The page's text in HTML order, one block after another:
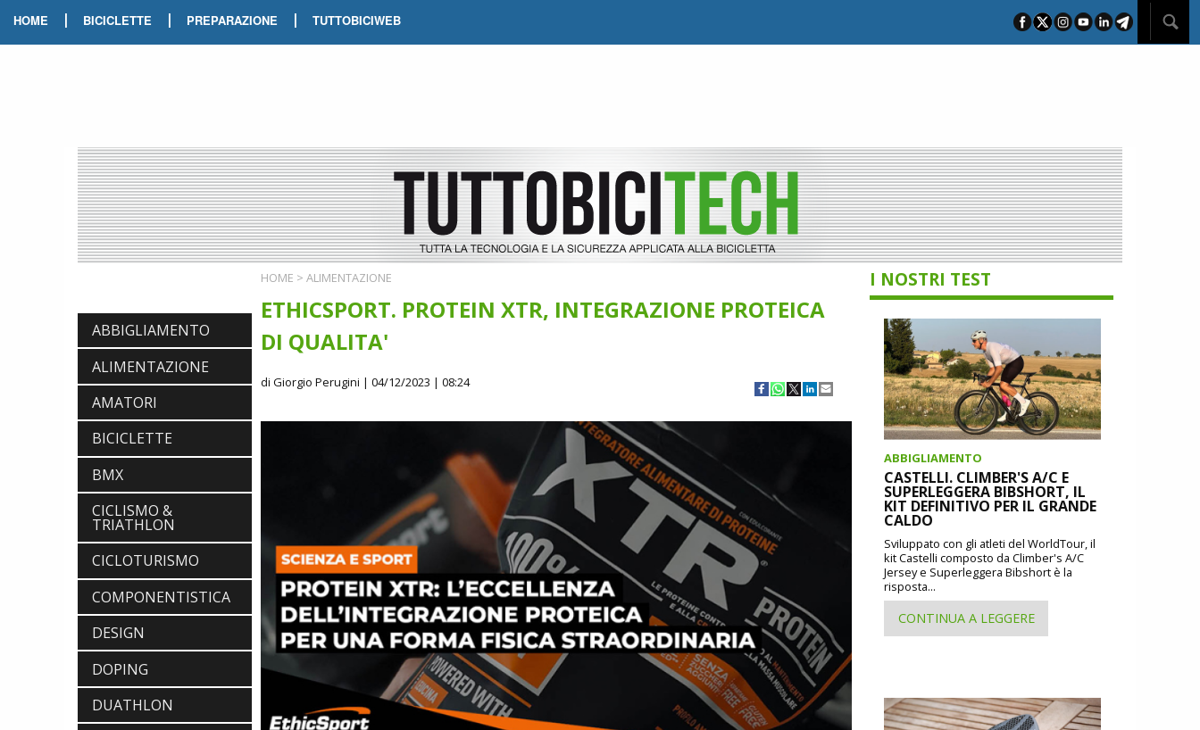
HOME | BICICLETTE | PREPARAZIONE | TUTTOBICIWEB
ABBIGLIAMENTO
ALIMENTAZIONE
AMATORI
BICICLETTE
BMX
CICLISMO &
TRIATHLON
CICLOTURISMO
COMPONENTISTICA
DESIGN
DOPING
DUATHLON
HOME > ALIMENTAZIONE
ETHICSPORT. PROTEIN XTR, INTEGRAZIONE PROTEICA
DI QUALITA'
di Giorgio Perugini | 04/12/2023 | 08:24
I NOSTRI TEST
ABBIGLIAMENTO
CASTELLI. CLIMBER'S A/C E
SUPERLEGGERA BIBSHORT, IL
KIT DEFINITIVO PER IL GRANDE
CALDO
Sviluppato con gli atleti del WorldTour, il
kit Castelli composto da Climber's A/C
Jersey e Superleggera Bibshort è la
risposta...
CONTINUA A LEGGERE